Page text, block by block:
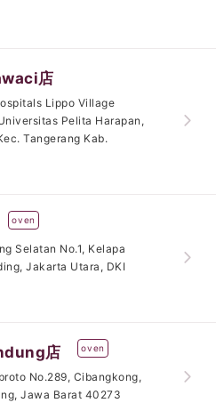
店
Lippo Village
Pelita Harapan,
Tangerang Kab.
oven
Selatan No.1, Kelapa
Jakarta Utara, DKI
店 oven
No.289, Cibangkong,
Jawa Barat 40273